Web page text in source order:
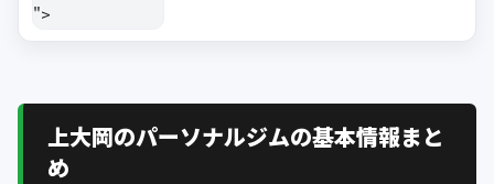
">
上大岡のパーソナルジムの基本情報まと
め